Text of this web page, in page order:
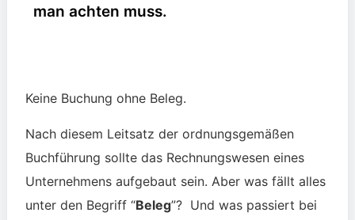
man achten muss.
Keine Buchung ohne Beleg.
Nach diesem Leitsatz der ordnungsgemäßen
Buchführung sollte das Rechnungswesen eines
Unternehmens aufgebaut sein. Aber was fällt alles
unter den Begriff “Beleg”? Und was passiert bei